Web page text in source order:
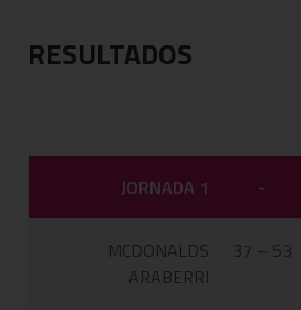
RESULTADOS
JORNADA 1 -
MCDONALDS
ARABERRI
37 – 53